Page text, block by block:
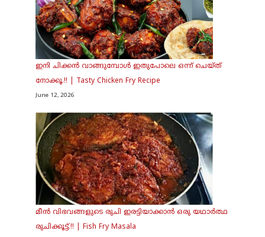
ഇനി ചിക്കൻ വാങ്ങുമ്പോൾ ഇതുപോലെ ഒന്ന് ചെയ്ത്
നോക്കൂ.!! | Tasty Chicken Fry Recipe
June 12, 2026
മീൻ വിഭവങ്ങളുടെ രുചി ഇരട്ടിയാക്കാൻ ഒരു യഥാർത്ഥ
രുചിക്കൂട്ട്.!! | Fish Fry Masala